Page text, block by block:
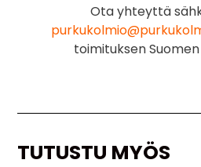
Ota yhteyttä
toimituksen
TUTUSTU MYÖS